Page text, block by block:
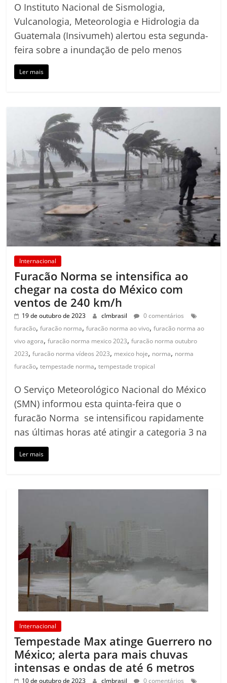
O Instituto Nacional de Sismologia,
Vulcanologia, Meteorologia e Hidrologia da
Guatemala (Insivumeh) alertou esta segunda-
feira sobre a inundação de pelo menos
Ler mais
Internacional
Furacão Norma se intensifica ao
chegar na costa do México com
ventos de 240 km/h
19 de outubro de 2023 clmbrasil
0 comentários
furacão,furacão norma,furacão norma ao vivo,furacão norma ao
vivo agora,furacão norma mexico 2023,furacão norma outubro
2023,furacão norma vídeos 2023, mexico hoje, norma, norma
furacão,tempestade norma,tempestade tropical
O Serviço Meteorológico Nacional do México
(SMN) informou esta quinta-feira que o
furacão Norma se intensificou rapidamente
nas últimas horas até atingir a categoria 3 na
Ler mais
Internacional
Tempestade Max atinge Guerrero no
México; alerta para mais chuvas
intensas e ondas de até 6 metros
10 de outubro de 2023 clmbrasil
0 comentários